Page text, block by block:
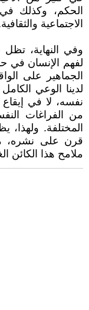
الحكم، وكذلك
الاجتماعية
وفي النهاية،
لفهم الإنسان في
الجماهير على
لدينا الوعي
نفسه، لا في
من الفراغات
المختلفة.
قرن على نشره،
ملامح هذا الكائن